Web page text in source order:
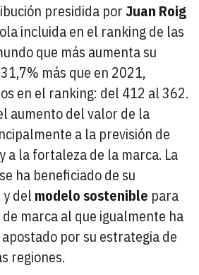
presidida porJuan Roig
incluida en el ranking de las
que más aumenta su
más que en 2021,
en el ranking: del 412 al 362.
aumento del valor de la
a la previsión de
a la fortaleza de la marca. La
ha beneficiado de su
y del modelo sostenible para
marca al que igualmente ha
por su estrategia de
regiones.